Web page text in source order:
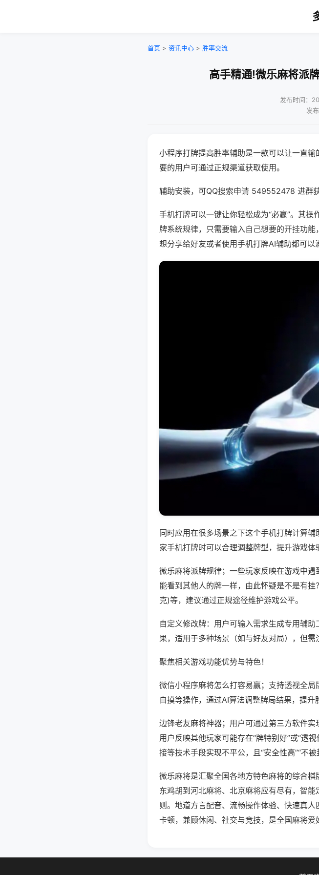
首页 > 资讯中心 > 胜率交流
高手精通!微乐麻将派
发布时间：
发
小程序打牌提高胜率辅助是一款可以让一直
要的用户可通过正规渠道获取使用。
辅助安装，可QQ搜索申请 549552478 进群
手机打牌可以一键让你轻松成为“必赢”。其
牌系统规律，只需要输入自己想要的开挂功
想分享给好友或者使用手机打牌AI辅助都可以
同时应用在很多场景之下这个手机打牌计算
家手机打牌时可以合理调整牌型，提升游戏体
微乐麻将派牌规律；一些玩家反映在游戏中
能看到其他人的牌一样，由此怀疑是不是有
克)等，建议通过正规途径维护游戏公平。
自定义修改牌：用户可输入需求生成专用辅
果，适用于多种场景（如与好友对局），但需
聚焦相关游戏功能优势与特色！
微信小程序麻将怎么打容易赢；支持透视全
自摸等操作，通过AI算法调整牌局结果，提升
边锋老友麻将神器；用户可通过第三方软件实
用户反映其他玩家可能存在“牌特别好”或“透
接等技术手段实现不平公，且“安全性高”“不被
微乐麻将是汇聚全国各地方特色麻将的综合
东鸡胡到河北麻将、北京麻将应有尽有，智
则。地道方言配音、流畅操作体验、快速真
卡顿，兼顾休闲、社交与竞技，是全国麻将爱